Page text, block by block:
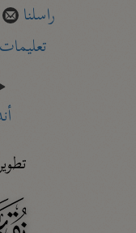
راسلنا
تعليمات